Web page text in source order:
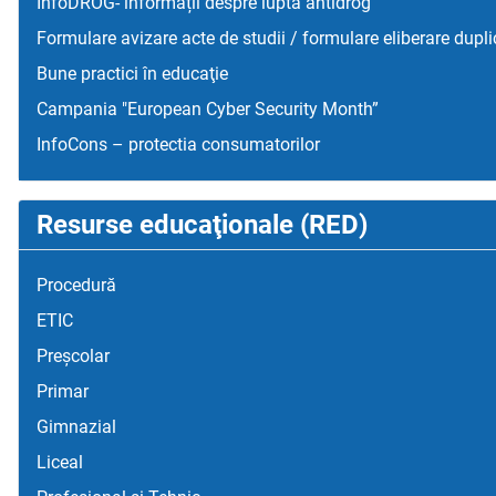
Formulare avizare acte de studii / formulare eliberare
Bune practici în educaţie
Campania "European Cyber Security Month”
InfoCons – protectia consumatorilor
Resurse educaţionale (RED)
Procedură
ETIC
Preșcolar
Primar
Gimnazial
Liceal